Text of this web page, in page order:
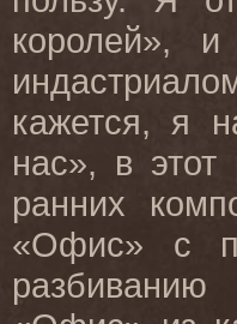
королей»,
кажется, я
нас», в
ранних
«Офис» с